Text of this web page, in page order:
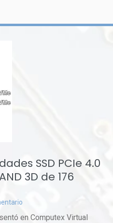
SSD PCIe 4.0
3D de 176
en Computex Virtual